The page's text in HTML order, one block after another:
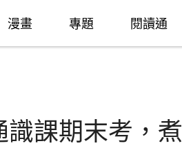
漫畫 專題 閱讀通
課期末考，煮